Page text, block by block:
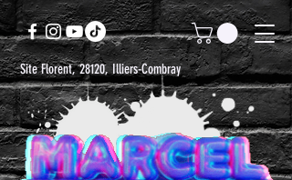
Site Florent, 28120, Illiers-Combray